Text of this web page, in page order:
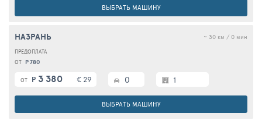
ВЫБРАТЬ МАШИНУ
НАЗРАНЬ ~ 30 км / 0 мин
1
ОТ Р 3 380 € 29
ОТ Р 780
0
ВЫБРАТЬ МАШИНУ